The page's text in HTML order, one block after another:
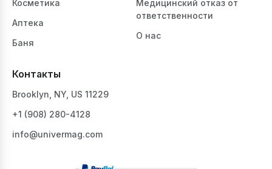
Косметика
Аптека
Баня
Медицинский отказ от
ответственности
О нас
Контакты
Brooklyn, NY, US 11229
+1 ‪(908) 280-4128‬
info@univermag.com